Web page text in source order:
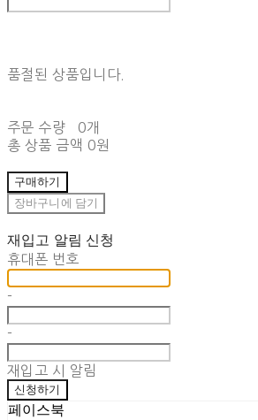
품절된 상품입니다.
주문 수량
0개
총 상품 금액 0원
구매하기
장바구니에 담기
재입고 알림 신청
휴대폰 번호
-
-
재입고 시 알림
신청하기
페이스북